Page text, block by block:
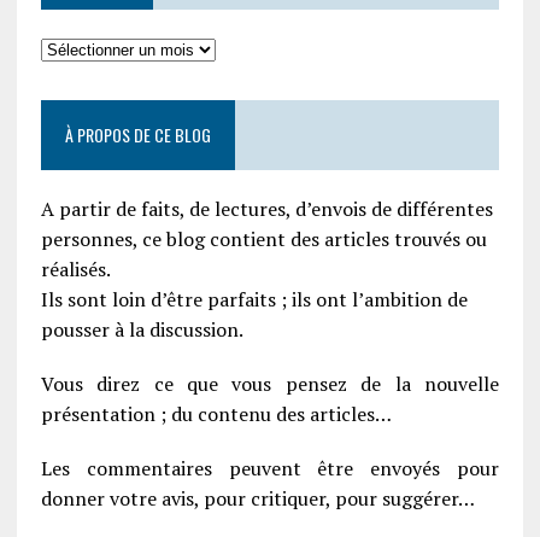
À PROPOS DE CE BLOG
A partir de faits, de lectures, d’envois de différentes
personnes, ce blog contient des articles trouvés ou
réalisés.
Ils sont loin d’être parfaits ; ils ont l’ambition de
pousser à la discussion.
Vous direz ce que vous pensez de la nouvelle
présentation ; du contenu des articles…
Les commentaires peuvent être envoyés pour
donner votre avis, pour critiquer, pour suggérer…